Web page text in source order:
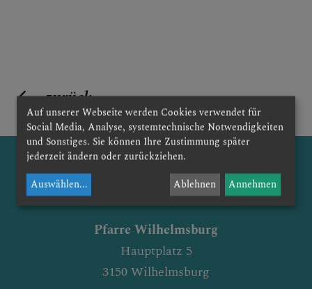
zurück
Pfarre Wilhelmsburg
Hauptplatz 5
3150 Wilhelmsburg
Auf unserer Webseite werden Cookies verwendet für
Social Media, Analyse, systemtechnische Notwendigkeiten
und Sonstiges. Sie können Ihre Zustimmung später
jederzeit ändern oder zurückziehen.
Auswählen... Ablehnen Annehmen